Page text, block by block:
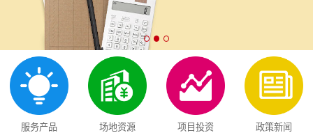
服务产品 场地资源 项目投资 政策新闻